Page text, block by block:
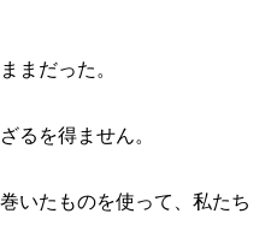
まだった。
るを得ません。
いたものを使って、私たち